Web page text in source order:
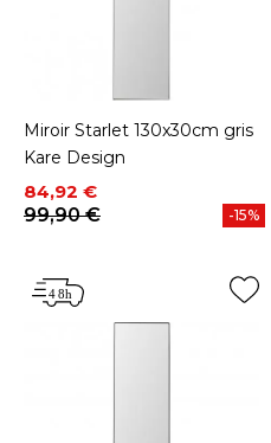
Miroir Starlet 130x30cm gris
Kare Design
Prix
84,92 €
Prix de base
99,90 €
-15%